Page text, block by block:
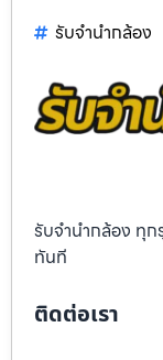
รับจํานํากล้อง
รับจำนำกล้อง ทุก
ทันที
ติดต่อเรา